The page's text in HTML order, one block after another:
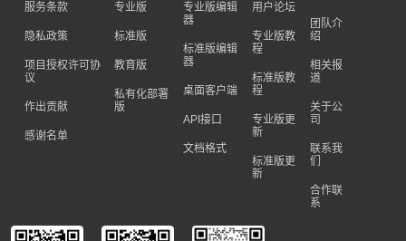
服务条款
隐私政策
项目授权许可协
议
作出贡献
感谢名单
专业版
标准版
教育版
私有化部署
版
专业版编辑
器
标准版编辑
器
桌面客户端
API接口
文档格式
用户论坛
专业版教
程
标准版教
程
专业版更
新
标准版更
新
团队介
绍
相关报
道
关于公
司
联系我
们
合作联
系